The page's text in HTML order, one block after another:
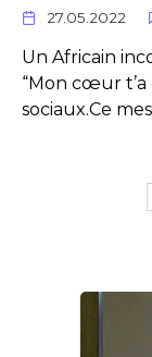
27.05.2022
Un Africain
“Mon cœur t’a
sociaux.Ce